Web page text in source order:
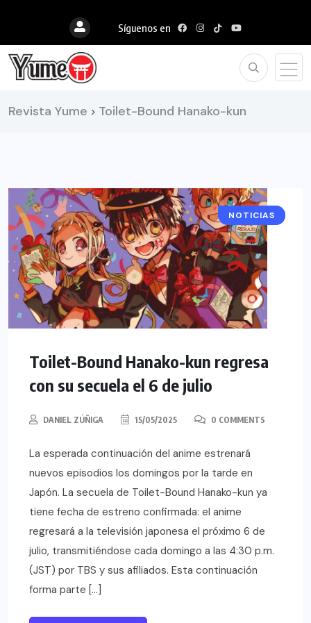
Síguenos en
Revista Yume > Toilet-Bound Hanako-kun
ANIME
NOTICIAS
Toilet-Bound Hanako-kun regresa
con su secuela el 6 de julio
DANIEL ZÚÑIGA 15/05/2025 0 COMMENTS
La esperada continuación del anime estrenará
nuevos episodios los domingos por la tarde en
Japón. La secuela de Toilet-Bound Hanako-kun ya
tiene fecha de estreno confirmada: el anime
regresará a la televisión japonesa el próximo 6 de
julio, transmitiéndose cada domingo a las 4:30 p.m.
(JST) por TBS y sus afiliados. Esta continuación
forma parte […]